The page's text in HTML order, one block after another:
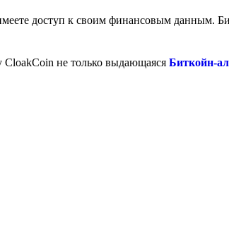
доступ к своим финансовым данным.
CloakCoin не только выдающаяся Биткойн-